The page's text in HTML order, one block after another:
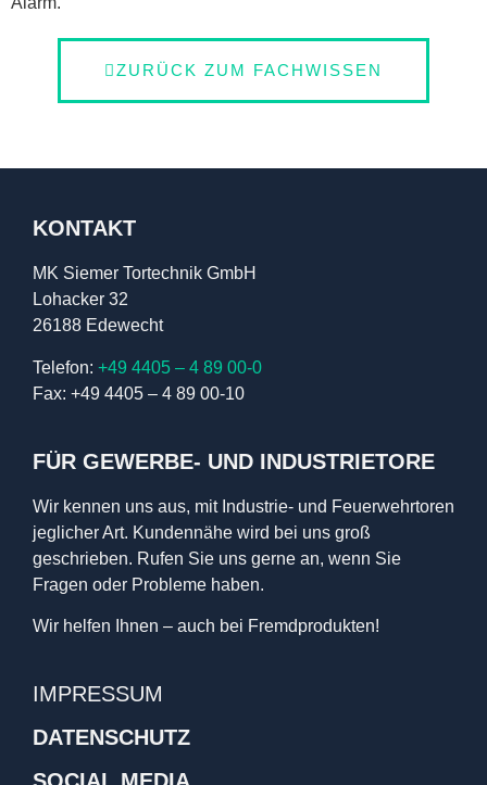
ZURÜCK ZUM FACHWISSEN
KONTAKT
MK Siemer Tortechnik GmbH
Lohacker 32
26188 Edewecht
Telefon: +49 4405 – 4 89 00-0
Fax: +49 4405 – 4 89 00-10
FÜR GEWERBE- UND INDUSTRIETORE
Wir kennen uns aus, mit Industrie- und Feuerwehrtoren
jeglicher Art. Kundennähe wird bei uns groß
geschrieben. Rufen Sie uns gerne an, wenn Sie
Fragen oder Probleme haben.
Wir helfen Ihnen – auch bei Fremdprodukten!
IMPRESSUM
DATENSCHUTZ